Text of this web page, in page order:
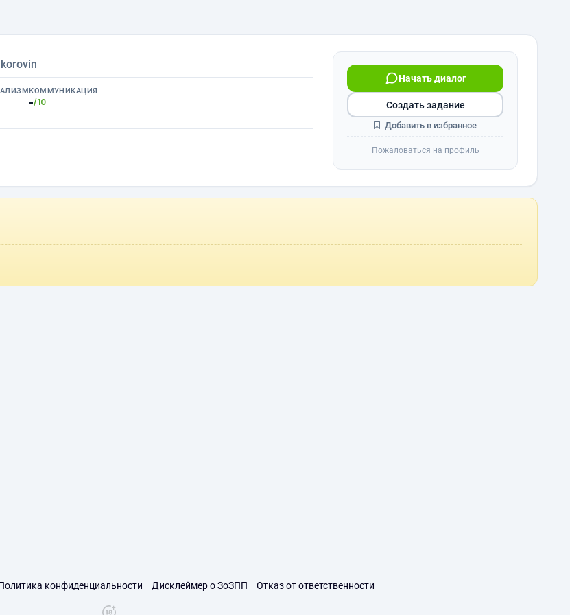
КОММУНИКАЦИЯ
-/10
Начать диалог
Создать задание
Добавить в избранное
Пожаловаться на профиль
конфиденциальности Дисклеймер о ЗоЗПП Отказ от ответственности